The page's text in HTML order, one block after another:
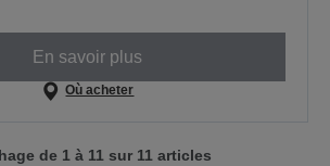
En savoir plus
Où acheter
de 1 à 11 sur 11 articles